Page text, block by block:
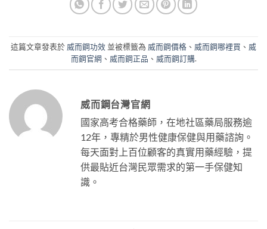
這篇文章發表於 威而鋼功效 並被標籤為 威而鋼價格 、 威而鋼哪裡買 、 威
而鋼官網 、 威而鋼正品 、 威而鋼訂購.
威而鋼台灣官網
國家高考合格藥師，在地社區藥局服務逾
12年，專精於男性健康保健與用藥諮詢。
每天面對上百位顧客的真實用藥經驗，提
供最貼近台灣民眾需求的第一手保健知
識。